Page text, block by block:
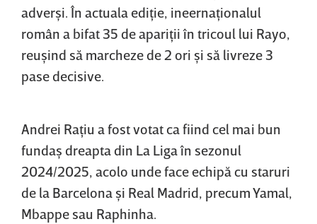
adverşi. În actuala ediţie, ineernaţionalul
român a bifat 35 de apariţii în tricoul lui Rayo,
reuşind să marcheze de 2 ori şi să livreze 3
pase decisive.
Andrei Raţiu a fost votat ca fiind cel mai bun
fundaş dreapta din La Liga în sezonul
2024/2025, acolo unde face echipă cu staruri
de la Barcelona şi Real Madrid, precum Yamal,
Mbappe sau Raphinha.